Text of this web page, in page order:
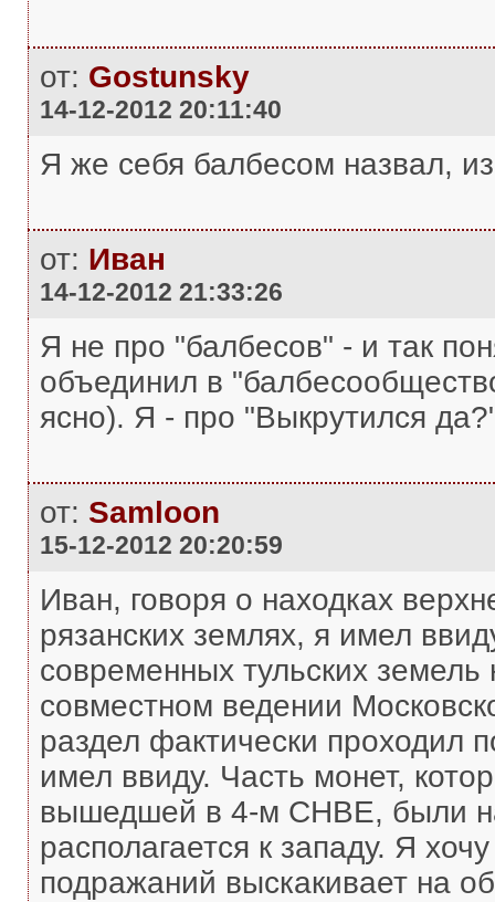
от: Gostunsky
14-12-2012 20:11:40
Я же себя балбесом назвал,
от: Иван
14-12-2012 21:33:26
Я не про "балбесов" - и так
объединил в
ясно). Я - про "Выкрутился
от: Samloon
15-12-2012 20:20:59
Иван, говоря о находках
рязанских землях, я имел
современных тульских
совместном ведении
раздел фактически проходил
имел ввиду. Часть монет,
вышедшей в 4-м СНВЕ, были
располагается к западу. Я
подражаний выскакивает на